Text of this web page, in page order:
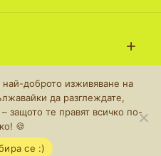
· Общите условия и
доброто изживяване на
да разглеждате,
защото те правят всичко по-
🍪
се :)